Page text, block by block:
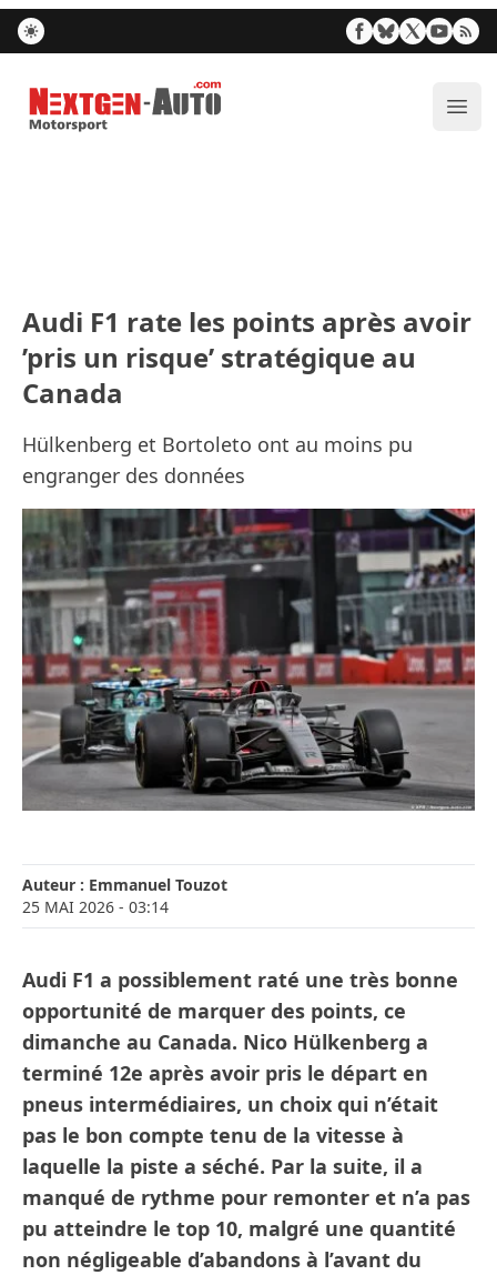
Nextgen-Auto.com
Audi F1 rate les points après avoir
’pris un risque’ stratégique au
Canada
Hülkenberg et Bortoleto ont au moins pu
engranger des données
Auteur : Emmanuel Touzot
25 MAI 2026 - 03:14
Audi F1 a possiblement raté une très bonne
opportunité de marquer des points, ce
dimanche au Canada. Nico Hülkenberg a
terminé 12e après avoir pris le départ en
pneus intermédiaires, un choix qui n’était
pas le bon compte tenu de la vitesse à
laquelle la piste a séché. Par la suite, il a
manqué de rythme pour remonter et n’a pas
pu atteindre le top 10, malgré une quantité
non négligeable d’abandons à l’avant du